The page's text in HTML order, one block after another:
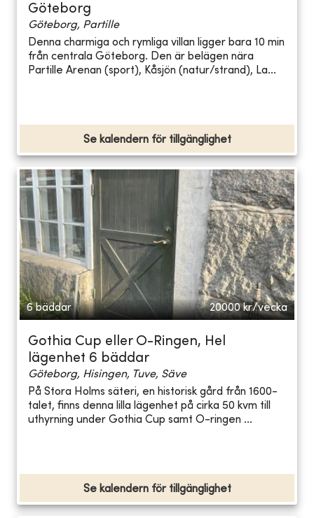
Göteborg
Göteborg, Partille
Denna charmiga och rymliga villan ligger bara 10 min
från centrala Göteborg. Den är belägen nära
Partille Arenan (sport), Kåsjön (natur/strand), La...
Se kalendern för tillgänglighet
6 bäddar 20000 kr/vecka
Gothia Cup eller O-Ringen, Hel
lägenhet 6 bäddar
Göteborg, Hisingen, Tuve, Säve
På Stora Holms säteri, en historisk gård från 1600-
talet, finns denna lilla lägenhet på cirka 50 kvm till
uthyrning under Gothia Cup samt O-ringen ...
Se kalendern för tillgänglighet